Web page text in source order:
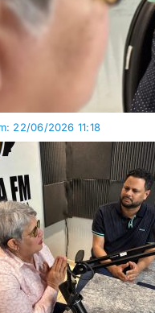
22/06/2026 11:18